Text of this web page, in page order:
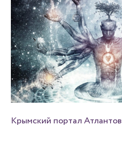
Крымский портал Атлантов